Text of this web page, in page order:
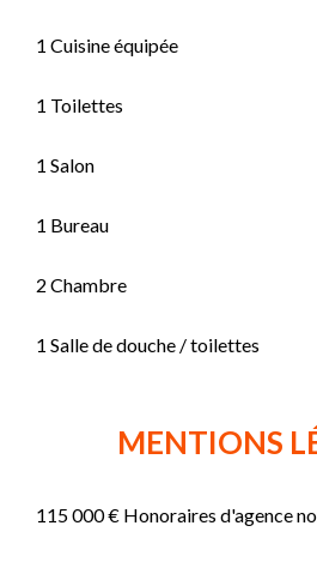
1 Cuisine équipée
1 Toilettes
1 Salon
1 Bureau
2 Chambre
1 Salle de douche / toilettes
MENTIONS
115 000 € Honoraires d'agence